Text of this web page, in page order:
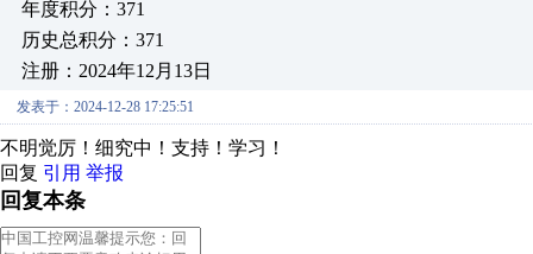
年度积分：371
历史总积分：371
注册：2024年12月13日
发表于：2024-12-28 17:25:51
不明觉厉！细究中！支持！学习！
回复 引用 举报
回复本条